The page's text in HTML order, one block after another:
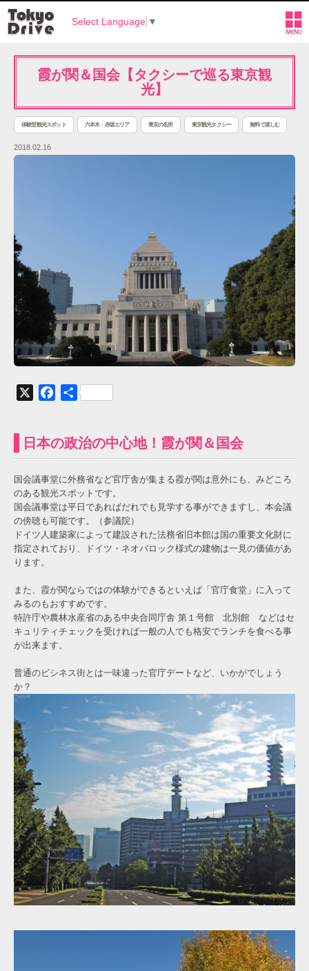
Select Language ▼
霞が関＆国会【タクシーで巡る東京観
光】
体験型観光スポット 六本木・赤坂エリア 東京の名所 東京観光タクシー 無料で楽しむ
2018.02.16
Facebook
共
日本の政治の中心地！霞が関＆国会
国会議事堂に外務省など官庁舎が集まる霞が関は意外にも、みどころ
のある観光スポットです。
国会議事堂は平日であればだれでも見学する事ができますし、本会議
の傍聴も可能です。（参議院）
ドイツ人建築家によって建設された法務省旧本館は国の重要文化財に
指定されており、ドイツ・ネオバロック様式の建物は一見の価値があ
ります。
また、霞が関ならではの体験ができるといえば「官庁食堂」に入って
みるのもおすすめです。
特許庁や農林水産省のある中央合同庁舎 第１号館 北別館 などはセ
キュリティチェックを受ければ一般の人でも格安でランチを食べる事
が出来ます。
普通のビシネス街とは一味違った官庁デートなど、いかがでしょう
か？